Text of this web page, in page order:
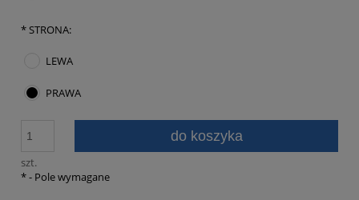
*STRONA:
LEWA
PRAWA
szt.
do koszyka
*- Pole wymagane